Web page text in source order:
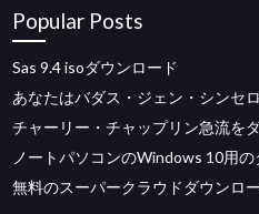
Popular Posts
Sas 9.4 isoダウンロード
あなたはバダス・ジェン・シンセ
チャーリー・チャップリン急流を
ノートパソコンのWindows 10用
無料のスーパークラウドダウンロ